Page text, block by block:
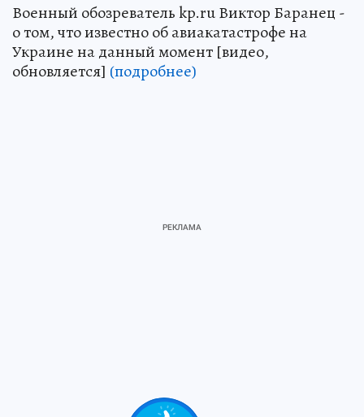
Военный обозреватель kp.ru Виктор Баранец -
о том, что известно об авиакатастрофе на
Украине на данный момент [видео,
обновляется] (подробнее)